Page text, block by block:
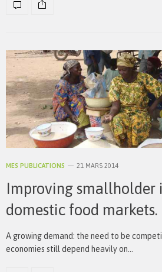
MES PUBLICATIONS 21 MARS 2014
Improving smallholder
domestic food markets.
A growing demand: the need to be
economies still depend heavily on…